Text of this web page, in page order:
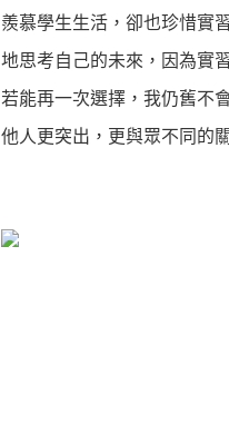
羨慕學生生活，卻也珍惜實
地思考自己的未來，因為實
若能再一次選擇，我仍舊不
他人更突出，更與眾不同的